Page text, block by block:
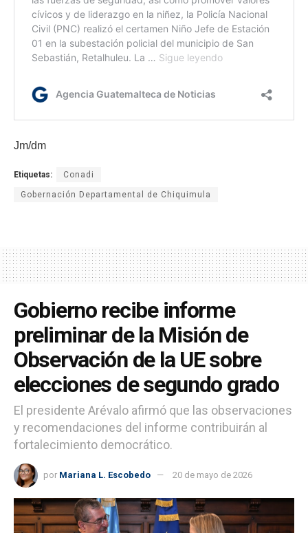
Jm/dm
Etiquetas: Conadi
Gobernación Departamental de Chiquimula
Gobierno recibe informe
preliminar de la Misión de
Observación de la UE sobre
elecciones de segundo grado
El presidente Arévalo afirmó que las observaciones
y recomendaciones del informe contribuirán al
fortalecimiento democrático.
por Mariana L. Escobedo 20 de mayo de 2026